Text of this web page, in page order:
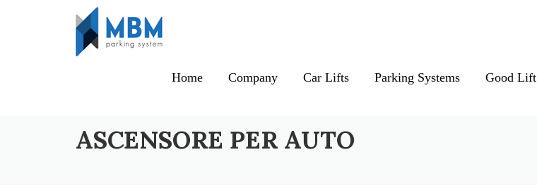
Home Company Car Lifts Parking Systems Good Lift
ASCENSORE PER AUTO